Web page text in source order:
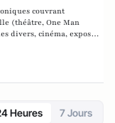
couvrant
(théâtre, One Man
divers, cinéma, expos,
Heures 7 Jours